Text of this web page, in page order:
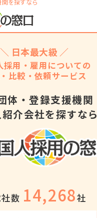
を探すなら
＼ 日本最大級 ／
採用・雇用についての
比較・依頼サービス
体・登録支援機関
介会社を探すなら
数 14,268社